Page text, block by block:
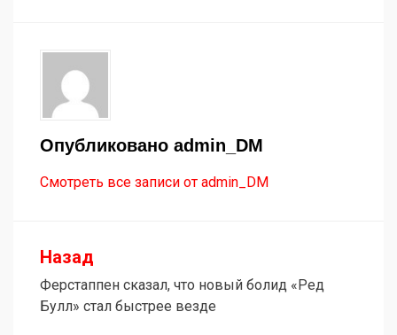
Опубликовано admin_DM
Смотреть все записи от admin_DM
Навигация
по
записям
Назад
Ферстаппен сказал, что новый болид «Ред
Булл» стал быстрее везде